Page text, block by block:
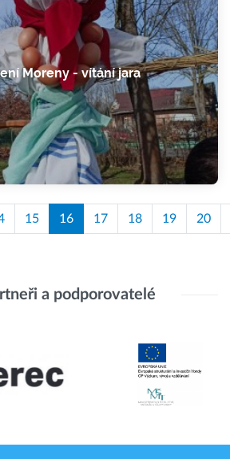
Moreny - vítání jara
15 16 17 18 19 20
a podporovatelé